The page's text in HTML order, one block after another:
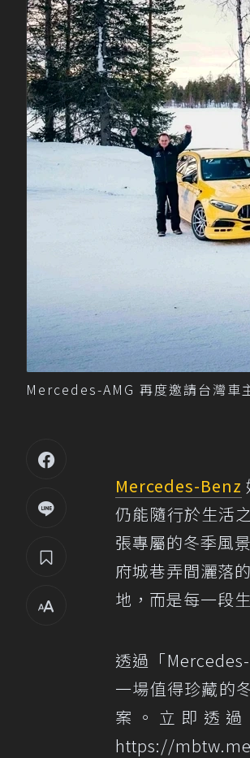
Mercedes-AMG 再度邀請台灣車
Mercedes-Benz
仍能隨行於生活
張專屬的冬季風
府城巷弄間灑落
地，而是每一段
透過「
一場值得珍藏的
案。立即透過
https://